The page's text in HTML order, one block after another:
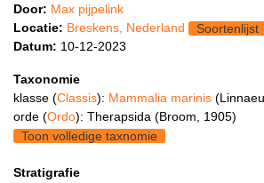
Door: Max pijpelink
Locatie: Breskens, Nederland
Soortenlijst
Datum: 10-12-2023
Taxonomie
klasse (Classis): Mammalia marinis
orde (Ordo): Therapsida (Broom, 1905)
Toon volledige taxnomie
Stratigrafie